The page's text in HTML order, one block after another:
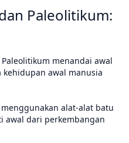
Paleolitikum:
menandai awal
awal manusia
alat-alat batu
awal dari perkembangan